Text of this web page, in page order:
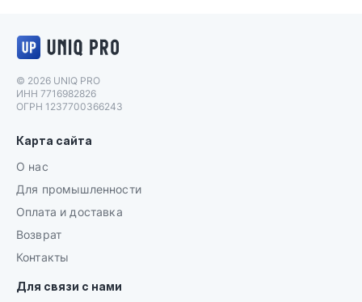
© 2026 UNIQ PRO
ИНН 7716982826
ОГРН 1237700366243
Карта сайта
О нас
Для промышленности
Оплата и доставка
Возврат
Контакты
Для связи с нами